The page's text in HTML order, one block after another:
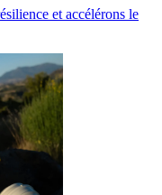
et accélérons le